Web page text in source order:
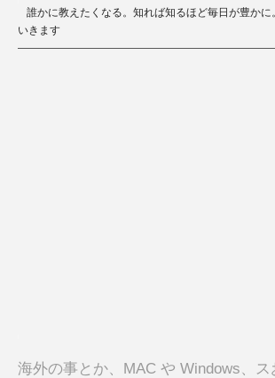
誰かに教えたくなる。知れば知るほど毎日が豊か
いきます
海外の事とか、MAC や Windows、ス